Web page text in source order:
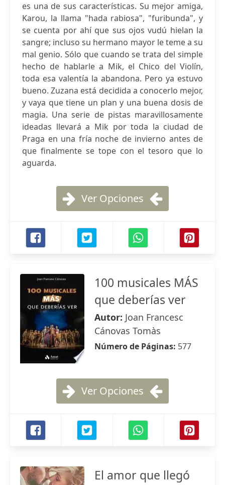
es una de sus características. Su mejor amiga,
Karou, la llama "hada rabiosa", "furibunda", y
se cuenta por ahí que sus ojos vudú hielan la
sangre; incluso su hermano mayor le teme a su
mal genio. Sólo que cuando se trata del simple
hecho de hablarle a Mik, el Chico del Violín,
toda esa valentía la abandona. Pero ya estuvo
bueno. Zuzana está decidida a conocerlo mejor,
y vaya que tiene un plan y una buena dosis de
magia. Una serie de pistas maravillosamente
ideadas llevará a Mik por toda la ciudad de
Praga en una fría noche de invierno antes de
que finalmente se tope con el tesoro que lo
aguarda.
Ver Opciones
100 musicales MÁS
que deberías ver
Autor: Joan Francesc
Cánovas Tomàs
Número de Páginas: 577
Ver Opciones
El amor que llegó